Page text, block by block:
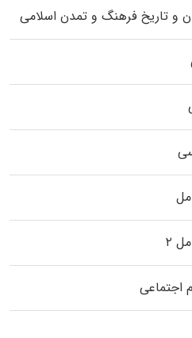
و تاریخ فرهنگ و تمدن اسلامی
۲
اجتماعی